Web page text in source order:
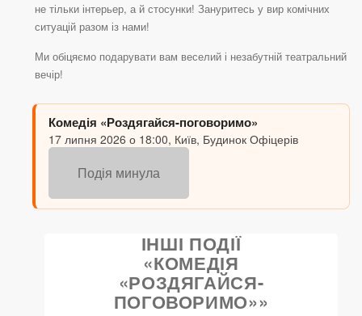
не тільки інтерьер, а й стосунки! Зануритесь у вир комічних
ситуацій разом із нами!
Ми обіцяємо подарувати вам веселий і незабутній театральний
вечір!
Комедія «Роздягайся-поговоримо»
17 липня 2026 о 18:00, Київ, Будинок Офіцерів
Подія минула
ІНШІ ПОДІЇ
«КОМЕДІЯ
«РОЗДЯГАЙСЯ-
ПОГОВОРИМО»»